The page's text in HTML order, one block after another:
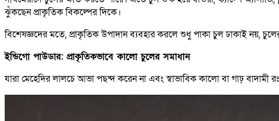
ঝুঁকছেন প্রাকৃতিক বিকল্পের দিকে।
বিশেষজ্ঞদের মতে, প্রাকৃতিক উপাদান ব্যবহার করলে শুধু পাকা চুল ঢাকাই নয়,
ইন্ডিগো পাউডার: প্রাকৃতিকভাবে কালো চুলের সমাধান
যারা মেহেদির লালচে আভা পছন্দ করেন না এবং স্বাভাবিক কালো বা গাঢ়